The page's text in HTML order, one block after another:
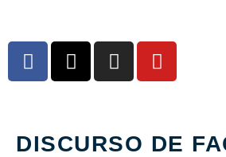
DISCURSO DE